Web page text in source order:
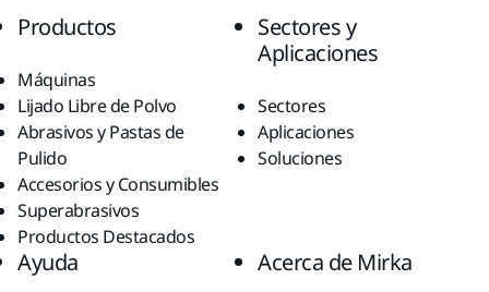
Productos
Máquinas
Lijado Libre de Polvo
Abrasivos y Pastas de
Pulido
Accesorios y Consumibles
Superabrasivos
Productos Destacados
Sectores y
Aplicaciones
Sectores
Aplicaciones
Soluciones
Ayuda Acerca de Mirka